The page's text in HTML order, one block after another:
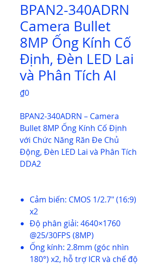
BPAN2-340ADRN
Camera Bullet
8MP Ống Kính Cố
Định, Đèn LED Lai
và Phân Tích AI
₫0Price
BPAN2-340ADRN – Camera
Bullet 8MP Ống Kính Cố Định
với Chức Năng Răn Đe Chủ
Động, Đèn LED Lai và Phân Tích
DDA2
Cảm biến: CMOS 1/2.7" (16:9)
x2
Độ phân giải: 4640×1760
@25/30FPS (8MP)
Ống kính: 2.8mm (góc nhìn
180°) x2, hỗ trợ ICR và chế độ